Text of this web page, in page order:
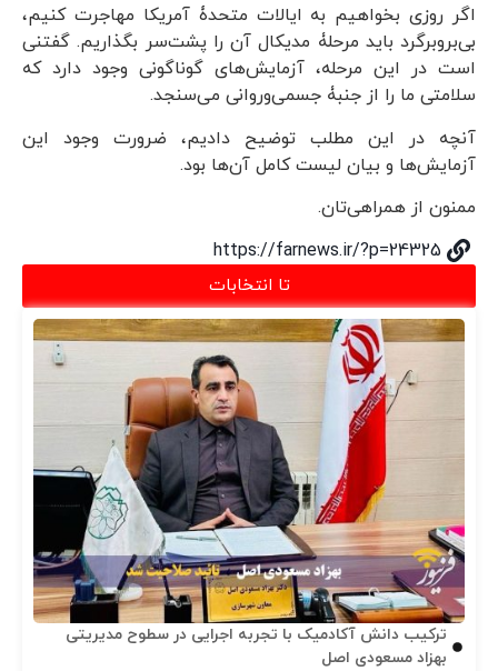
اگر روزی بخواهیم به ایالات متحدۀ آمریکا مهاجرت کنیم،
بی‌بروبرگرد باید مرحلۀ مدیکال آن را پشت‌سر بگذاریم. گفتنی
است در این مرحله، آزمایش‌های گوناگونی وجود دارد که
سلامتی ما را از جنبۀ جسمی‌وروانی می‌سنجد.
آنچه در این مطلب توضیح دادیم، ضرورت وجود این
آزمایش‌ها و بیان لیست کامل آن‌ها بود.
ممنون از همراهی‌تان.
https://farnews.ir/?p=24325
تا انتخابات
ترکیب دانش آکادمیک با تجربه اجرایی در سطوح مدیریتی
بهزاد مسعودی اصل